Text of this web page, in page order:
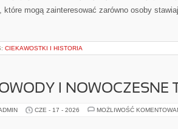
które mogą zainteresować zarówno osoby
CIEKAWOSTKI I HISTORIA
I NOWOCZESNE
CZE - 17 - 2026 MOŻLIWOŚĆ